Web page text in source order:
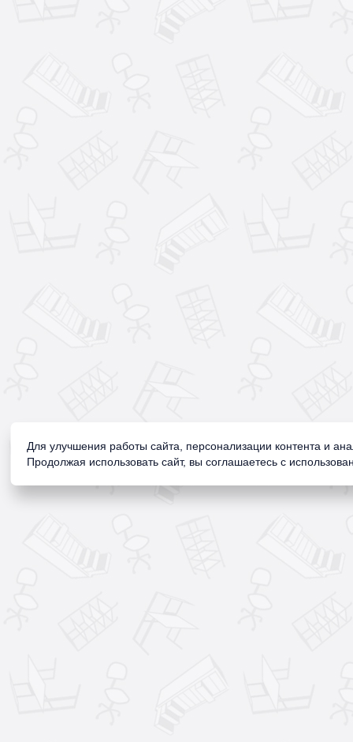
Для улучшения работы сайта, персонализации контента и
Продолжая использовать сайт, вы соглашаетесь с